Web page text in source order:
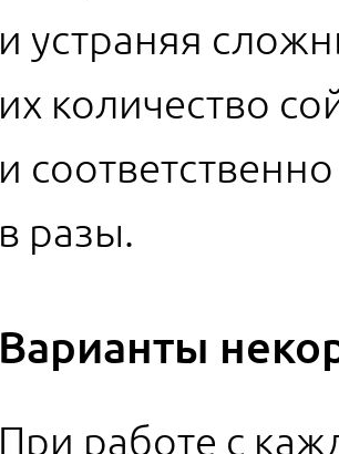
и устраняя
их количество
и
в разы.
Варианты
При работе с